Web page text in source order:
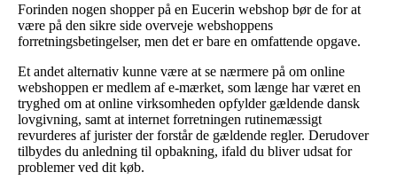
Forinden nogen shopper på en Eucerin webshop bør de for at
være på den sikre side overveje webshoppens
forretningsbetingelser, men det er bare en omfattende opgave.
Et andet alternativ kunne være at se nærmere på om online
webshoppen er medlem af e-mærket, som længe har været en
tryghed om at online virksomheden opfylder gældende dansk
lovgivning, samt at internet forretningen rutinemæssigt
revurderes af jurister der forstår de gældende regler. Derudover
tilbydes du anledning til opbakning, ifald du bliver udsat for
problemer ved dit køb.